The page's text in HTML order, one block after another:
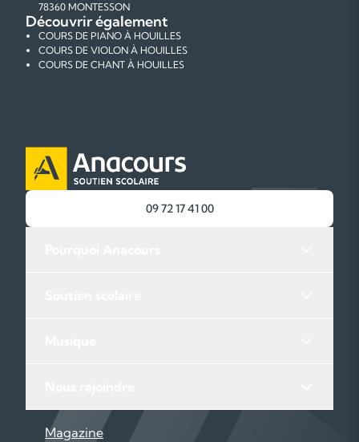
78360 MONTESSON
Découvrir également
COURS DE PIANO À HOUILLES
COURS DE VIOLON À HOUILLES
COURS DE CHANT À HOUILLES
09 72 17 41 00
Magazine